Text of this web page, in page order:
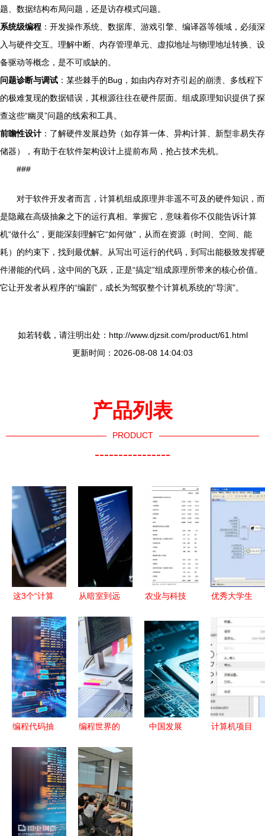
题、数据结构布局问题，还是访存模式问题。
系统级编程 ：开发操作系统、数据库、游戏引擎、编译器等领域，必须深
入与硬件交互。理解中断、内存管理单元、虚拟地址与物理地址转换、设
备驱动等概念，是不可或缺的。
问题诊断与调试 ：某些棘手的Bug，如由内存对齐引起的崩溃、多线程下
的极难复现的数据错误，其根源往往在硬件层面。组成原理知识提供了探
查这些“幽灵”问题的线索和工具。
前瞻性设计 ：了解硬件发展趋势（如存算一体、异构计算、新型非易失存
储器），有助于在软件架构设计上提前布局，抢占技术先机。
###
对于软件开发者而言，计算机组成原理并非遥不可及的硬件知识，而
是隐藏在高级抽象之下的运行真相。掌握它，意味着你不仅能告诉计算
机“做什么”，更能深刻理解它“如何做”，从而在资源（时间、空间、能
耗）的约束下，找到最优解。从写出可运行的代码，到写出能极致发挥硬
件潜能的代码，这中间的飞跃，正是“搞定”组成原理所带来的核心价值。
它让开发者从程序的“编剧”，成长为驾驭整个计算机系统的“导演”。
如若转载，请注明出处：http://www.djzsit.com/product/61.html
更新时间：2026-08-08 14:04:03
产品列表
PRODUCT
----------------
这3个“计算
考人数最
多，毕业轻
松找工作！
从暗室到远
件开发人员
的技术转让
人生
农业与科技
龙头股一览
与计算机软
件开发的应
用
优秀大学生
机软件与开
发技能指南
编程代码抽
的软件销
售、以股代
息与技术成
果转让策略
研究
编程世界的
一位软件开
发者的日常
中国发展
计算机项目